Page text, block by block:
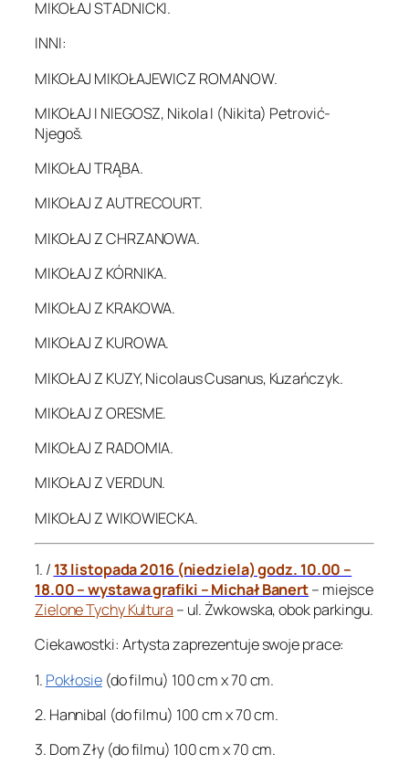
MIKOŁAJ STADNICKI.
INNI:
MIKOŁAJ MIKOŁAJEWICZ ROMANOW.
MIKOŁAJ I NIEGOSZ, Nikola I (Nikita) Petrović-
Njegoš.
MIKOŁAJ TRĄBA.
MIKOŁAJ Z AUTRECOURT.
MIKOŁAJ Z CHRZANOWA.
MIKOŁAJ Z KÓRNIKA.
MIKOŁAJ Z KRAKOWA.
MIKOŁAJ Z KUROWA.
MIKOŁAJ Z KUZY, Nicolaus Cusanus, Kuzańczyk.
MIKOŁAJ Z ORESME.
MIKOŁAJ Z RADOMIA.
MIKOŁAJ Z VERDUN.
MIKOŁAJ Z WIKOWIECKA.
1. / 13 listopada 2016 (niedziela) godz. 10.00 –
18.00 – wystawa grafiki – Michał Banert– miejsce
Zielone Tychy Kultura – ul. Żwkowska, obok parkingu.
Ciekawostki: Artysta zaprezentuje swoje prace:
1. Pokłosie(do filmu) 100 cm x 70 cm.
2. Hannibal (do filmu) 100 cm x 70 cm.
3. Dom Zły (do filmu) 100 cm x 70 cm.